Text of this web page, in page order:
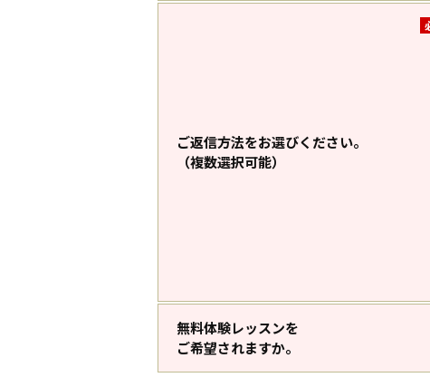
ご返信方法をお選びください。
（複数選択可能）
無料体験レッスンを
ご希望されますか。